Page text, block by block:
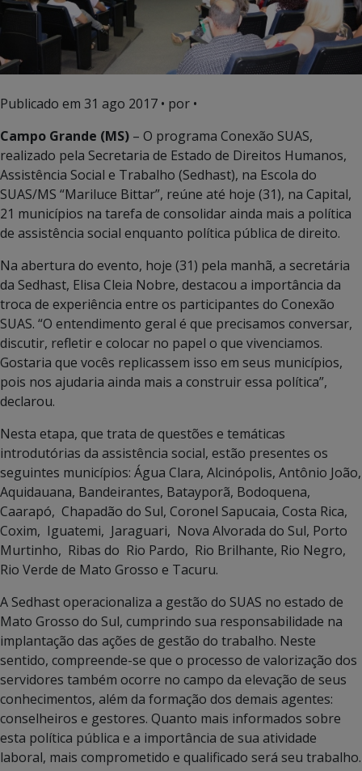
Publicado em 31 ago 2017 • por •
Campo Grande (MS) – O programa Conexão SUAS,
realizado pela Secretaria de Estado de Direitos Humanos,
Assistência Social e Trabalho (Sedhast), na Escola do
SUAS/MS “Mariluce Bittar”, reúne até hoje (31), na Capital,
21 municípios na tarefa de consolidar ainda mais a política
de assistência social enquanto política pública de direito.
Na abertura do evento, hoje (31) pela manhã, a secretária
da Sedhast, Elisa Cleia Nobre, destacou a importância da
troca de experiência entre os participantes do Conexão
SUAS. “O entendimento geral é que precisamos conversar,
discutir, refletir e colocar no papel o que vivenciamos.
Gostaria que vocês replicassem isso em seus municípios,
pois nos ajudaria ainda mais a construir essa política”,
declarou.
Nesta etapa, que trata de questões e temáticas
introdutórias da assistência social, estão presentes os
seguintes municípios: Água Clara, Alcinópolis, Antônio João,
Aquidauana, Bandeirantes, Batayporã, Bodoquena,
Caarapó, Chapadão do Sul, Coronel Sapucaia, Costa Rica,
Coxim, Iguatemi, Jaraguari, Nova Alvorada do Sul, Porto
Murtinho, Ribas do Rio Pardo, Rio Brilhante, Rio Negro,
Rio Verde de Mato Grosso e Tacuru.
A Sedhast operacionaliza a gestão do SUAS no estado de
Mato Grosso do Sul, cumprindo sua responsabilidade na
implantação das ações de gestão do trabalho. Neste
sentido, compreende-se que o processo de valorização dos
servidores também ocorre no campo da elevação de seus
conhecimentos, além da formação dos demais agentes:
conselheiros e gestores. Quanto mais informados sobre
esta política pública e a importância de sua atividade
laboral, mais comprometido e qualificado será seu trabalho.